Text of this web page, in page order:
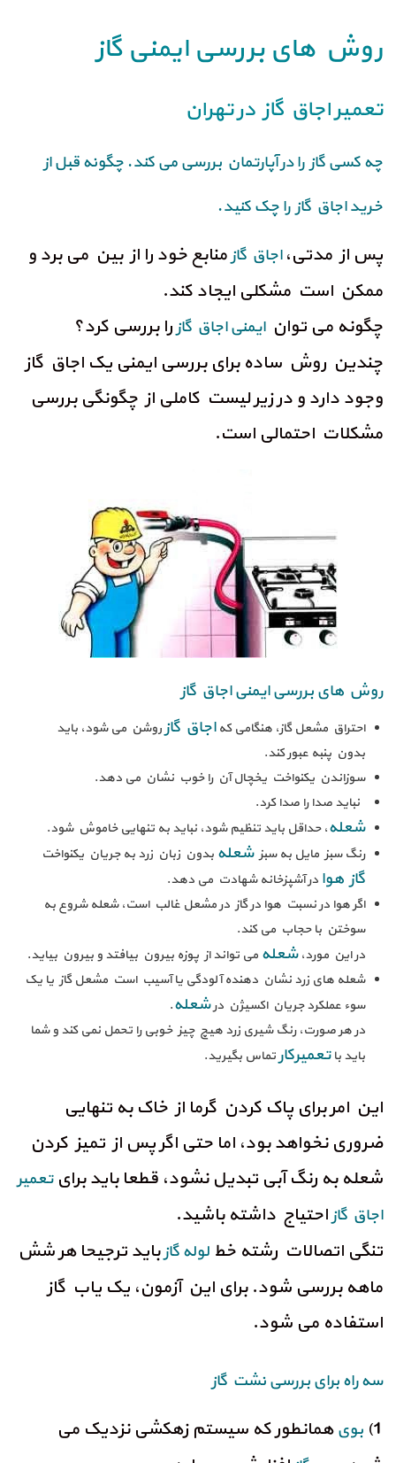
روش های بررسی ایمنی گاز
تعمیر اجاق گاز در تهران
چه کسی گاز را در آپارتمان بررسی می کند. چگونه قبل از
خرید اجاق گاز را چک کنید.
پس از مدتی،اجاق گازمنابع خود را از بین می برد و
ممکن است مشکلی ایجاد کند.
چگونه می توانایمنی اجاق گازرا بررسی کرد؟
چندین روش ساده برای بررسی ایمنی یک اجاق گاز
وجود دارد و در زیر لیست کاملی از چگونگی بررسی
مشکلات احتمالی است.
روش های بررسی ایمنی اجاق گاز
احتراق مشعل گاز، هنگامی کهاجاق گازروشن می شود، باید
بدون پنبه عبور کند.
سوزاندن یکنواخت یخچال آن را خوب نشان می دهد.
نباید صدا را صدا کرد.
شعله، حداقل باید تنظیم شود، نباید به تنهایی خاموش شود.
رنگ سبز مایل به سبزشعله بدون زبان زرد به جریان یکنواخت
گاز هوا در آشپزخانه شهادت می دهد.
اگر هوا در نسبت هوا در گاز در مشعل غالب است، شعله شروع به
سوختن با حجاب می کند.
در این مورد،شعله می تواند از پوزه بیرون بیافتد و بیرون بیاید.
شعله های زرد نشان دهنده آلودگی یا آسیب است مشعل گاز یا یک
سوء عملکرد جریان اکسیژن درشعله.
در هر صورت، رنگ شیری زرد هیچ چیز خوبی را تحمل نمی کند و شما
باید باتعمیرکارتماس بگیرید.
این امر برای پاک کردن گرما از خاک به تنهایی
ضروری نخواهد بود، اما حتی اگر پس از تمیز کردن
شعله به رنگ آبی تبدیل نشود، قطعا باید برایتعمیر
اجاق گازاحتیاج داشته باشید.
تنگی اتصالات رشته خط لوله گازباید ترجیحا هر شش
ماهه بررسی شود. برای این آزمون، یک یاب گاز
استفاده می شود.
سه راه برای بررسی نشت گاز
1) بویهمانطور که سیستم زهکشی نزدیک می